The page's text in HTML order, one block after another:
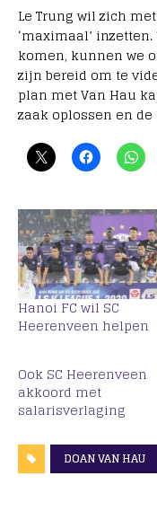
Le Trung wil zich
‘maximaal’
komen, kunnen we
zijn bereid om te
plan met Van Hau
zaak oplossen en
Hanoi FC wil SC
Heerenveen helpen
Ook SC Heerenveen
akkoord met
salarisverlaging
DOAN VAN HAU